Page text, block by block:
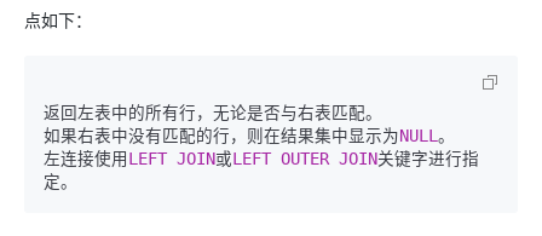
点如下：
返回左表中的所有行，无论是否与右表匹配。
如果右表中没有匹配的行，则在结果集中显示为NULL 。
左连接使用 LEFT JOIN或LEFT OUTER JOIN关键字进行指